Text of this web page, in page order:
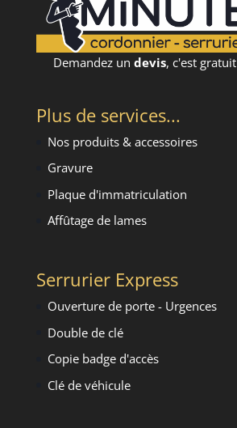
Demandez undevis, c'est gratuit
Plus de services...
Nos produits & accessoires
Gravure
Plaque d'immatriculation
Affûtage de lames
Serrurier Express
Ouverture de porte - Urgences
Double de clé
Copie badge d'accès
Clé de véhicule